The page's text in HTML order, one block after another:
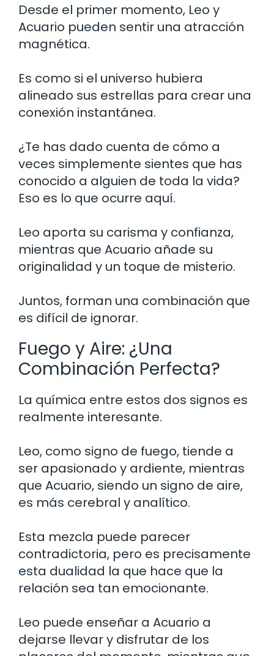
Desde el primer momento, Leo y
Acuario pueden sentir una atracción
magnética.
Es como si el universo hubiera
alineado sus estrellas para crear una
conexión instantánea.
¿Te has dado cuenta de cómo a
veces simplemente sientes que has
conocido a alguien de toda la vida?
Eso es lo que ocurre aquí.
Leo aporta su carisma y confianza,
mientras que Acuario añade su
originalidad y un toque de misterio.
Juntos, forman una combinación que
es difícil de ignorar.
Fuego y Aire: ¿Una
Combinación Perfecta?
La química entre estos dos signos es
realmente interesante.
Leo, como signo de fuego, tiende a
ser apasionado y ardiente, mientras
que Acuario, siendo un signo de aire,
es más cerebral y analítico.
Esta mezcla puede parecer
contradictoria, pero es precisamente
esta dualidad la que hace que la
relación sea tan emocionante.
Leo puede enseñar a Acuario a
dejarse llevar y disfrutar de los